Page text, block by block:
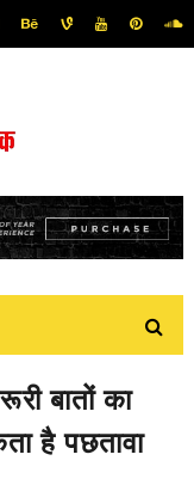
बातों का
है पछतावा